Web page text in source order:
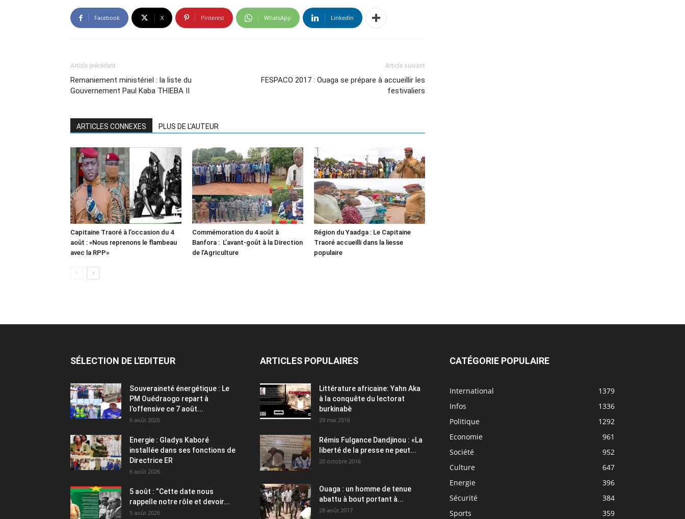
Facebook X Pinterest WhatsApp Linkedin
Article précédent
Remaniement ministériel : la liste du
Gouvernement Paul Kaba THIEBA II
Article suivant
FESPACO 2017 : Ouaga se prépare à accueillir les
festivaliers
ARTICLES CONNEXES PLUS DE L'AUTEUR
Capitaine Traoré à l’occasion du 4
août : «Nous reprenons le flambeau
avec la RPP»
Commémoration du 4 août à
Banfora : L’avant-goût à la Direction
de l’Agriculture
Région du Yaadga : Le Capitaine
Traoré accueilli dans la liesse
populaire
SÉLECTION DE L'EDITEUR
Souveraineté énergétique : Le
PM Ouédraogo repart à
l’offensive ce 7 août...
6 août 2026
Energie : Gladys Kaboré
installée dans ses fonctions de
Directrice ER
6 août 2026
5 août : ”Cette date nous
rappelle notre rôle et devoir...
5 août 2026
ARTICLES POPULAIRES
Littérature africaine: Yahn Aka
à la conquête du lectorat
burkinabè
29 mai 2016
Rémis Fulgance Dandjinou : «La
liberté de la presse ne peut...
20 octobre 2016
Ouaga : un homme de tenue
abattu à bout portant à...
28 août 2017
CATÉGORIE POPULAIRE
International
1379
Infos
1336
Politique
1292
Economie
961
Société
952
Culture
647
Energie
396
Sécurité
384
Sports
359